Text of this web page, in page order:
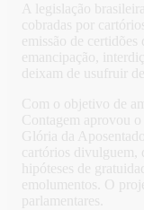
A legislação
cobradas por
emissão de certidões
emancipação,
deixam de usufruir
Com o objetivo de
Contagem aprovou
Glória da
cartórios divulguem,
hipóteses de
emolumentos. O
parlamentares.